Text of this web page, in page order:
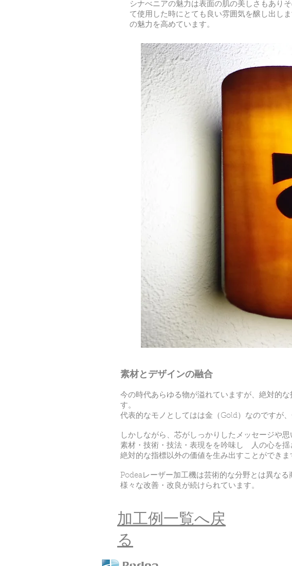
シナべニアの魅力は表面の肌の美しさもあり
て使用した時にとても良い雰囲気を醸し出し
の魅力を高めています。
素材とデザインの融合
今の時代あらゆる物が溢れていますが、絶対的
す。
代表的なモノとしてはは金（Gold）なのですが
しかしながら、芯がしっかりしたメッセージや
素材・技術・技法・表現をを吟味し 人の心を揺
絶対的な指標以外の価値を生み出すことができま
Podeaレーザー加工機は芸術的な分野とは異な
様々な改善・改良が続けられています。
加工例一覧へ戻
る